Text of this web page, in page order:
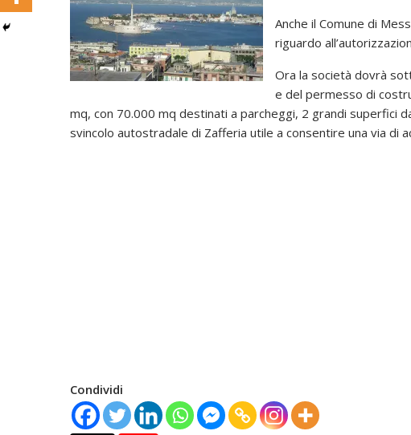
Anche il Comune di
riguardo
Ora la società dovrà
e del permesso di
mq, con 70.000 mq destinati a parcheggi, 2 grandi superfici
svincolo autostradale di Zafferia utile a consentire una via di
Condividi